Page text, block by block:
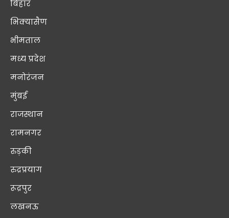
बिहार
भिक्यासैण
भीमताल
मध्य प्रदेश
मनोरंजन
मुंबई
राजस्थान
रामनगर
रुड़की
रुद्रप्रयाग
रूद्रपुर
लखनऊ